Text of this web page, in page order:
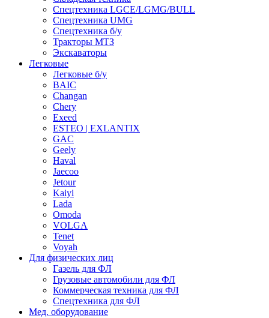
Спецтехника LGCE/LGMG/BULL
Спецтехника UMG
Спецтехника б/у
Тракторы МТЗ
Экскаваторы
Легковые
Легковые б/у
BAIC
Changan
Chery
Exeed
ESTEO | EXLANTIX
GAC
Geely
Haval
Jaecoo
Jetour
Kaiyi
Lada
Omoda
VOLGA
Tenet
Voyah
Для физических лиц
Газель для ФЛ
Грузовые автомобили для ФЛ
Коммерческая техника для ФЛ
Спецтехника для ФЛ
Мед. оборудование